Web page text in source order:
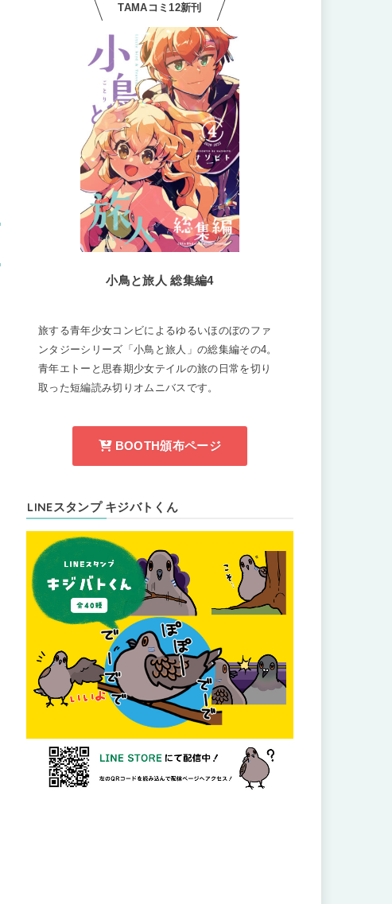
TAMAコミ12新刊
小鳥と旅人 総集編4
旅する青年少女コンビによるゆるいほのぼのファ
ンタジーシリーズ「小鳥と旅人」の総集編その4。
青年エトーと思春期少女テイルの旅の日常を切り
取った短編読み切りオムニバスです。
BOOTH頒布ページ
LINEスタンプ キジバトくん